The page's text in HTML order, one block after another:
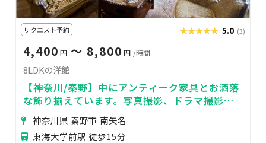
リクエスト予約 ★★★★★
★★★★★ 5.0 (3)
4,400 円 〜 8,800 円 /時間
8LDKの洋館
【神奈川/秦野】中にアンティーク家具とお洒落
な飾り揃えています。写真撮影、ドラマ撮影に
最適神奈川県 秦野市 南矢名
東海大学前駅 徒歩15分